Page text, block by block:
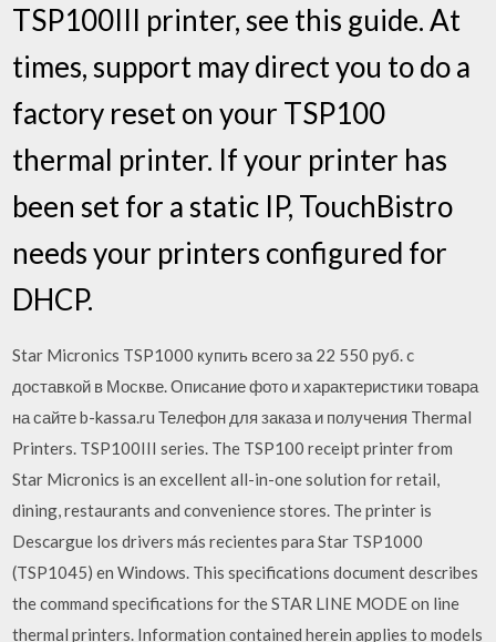
TSP100III printer, see this guide. At
times, support may direct you to do a
factory reset on your TSP100
thermal printer. If your printer has
been set for a static IP, TouchBistro
needs your printers configured for
DHCP.
Star Micronics TSP1000 купить всего за 22 550 руб. c
доставкой в Москве. Описание фото и характеристики товара
на сайте b-kassa.ru Телефон для заказа и получения Thermal
Printers. TSP100III series. The TSP100 receipt printer from
Star Micronics is an excellent all-in-one solution for retail,
dining, restaurants and convenience stores. The printer is
Descargue los drivers más recientes para Star TSP1000
(TSP1045) en Windows. This specifications document describes
the command specifications for the STAR LINE MODE on line
thermal printers. Information contained herein applies to models